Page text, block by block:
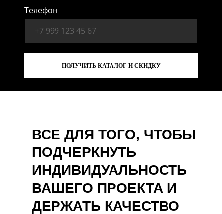
Телефон
ПОЛУЧИТЬ КАТАЛОГ И СКИДКУ
ВСЕ ДЛЯ ТОГО, ЧТОБЫ
ПОДЧЕРКНУТЬ
ИНДИВИДУАЛЬНОСТЬ
ВАШЕГО ПРОЕКТА И
ДЕРЖАТЬ КАЧЕСТВО